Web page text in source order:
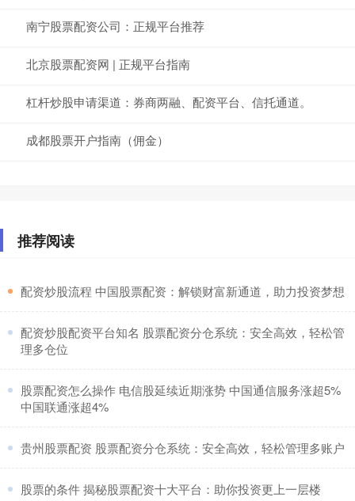
南宁股票配资公司：正规平台推荐
北京股票配资网 | 正规平台指南
杠杆炒股申请渠道：券商两融、配资平台、信托通道。
成都股票开户指南（佣金）
推荐阅读
​配资炒股流程 中国股票配资：解锁财富新通道，助力投资梦想
​配资炒股配资平台知名 股票配资分仓系统：安全高效，轻松管
理多仓位
​股票配资怎么操作 电信股延续近期涨势 中国通信服务涨超5%
中国联通涨超4%
​贵州股票配资 股票配资分仓系统：安全高效，轻松管理多账户
​股票的条件 揭秘股票配资十大平台：助你投资更上一层楼